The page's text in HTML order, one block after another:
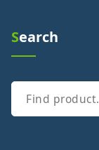
Search
Cari